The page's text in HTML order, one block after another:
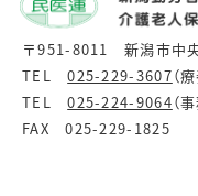
〒951-8011 新潟市中
TEL025-229-3607（
TEL025-224-9064（
FAX 025-229-1825